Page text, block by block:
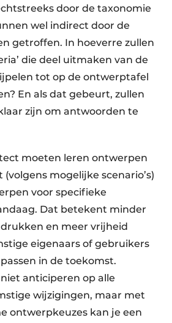
door de taxonomie
wel indirect door de
getroffen. In hoeverre zullen
die deel uitmaken van de
tot op de ontwerptafel
En als dat gebeurt, zullen
zijn om antwoorden te
moeten leren ontwerpen
mogelijke scenario’s)
voor specifieke
Dat betekent minder
en meer vrijheid
eigenaars of gebruikers
in de toekomst.
anticiperen op alle
wijzigingen, maar met
ontwerpkeuzes kan je een